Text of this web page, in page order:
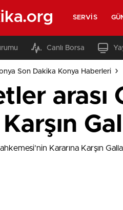
SERVIS
Canlı Borsa
Son Dakika Konya Haberleri
arası
Karşın